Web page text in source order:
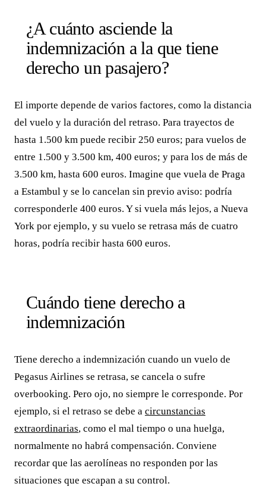
¿A cuánto asciende la
indemnización a la que tiene
derecho un pasajero?
El importe depende de varios factores, como la distancia
del vuelo y la duración del retraso. Para trayectos de
hasta 1.500 km puede recibir 250 euros; para vuelos de
entre 1.500 y 3.500 km, 400 euros; y para los de más de
3.500 km, hasta 600 euros. Imagine que vuela de Praga
a Estambul y se lo cancelan sin previo aviso: podría
corresponderle 400 euros. Y si vuela más lejos, a Nueva
York por ejemplo, y su vuelo se retrasa más de cuatro
horas, podría recibir hasta 600 euros.
Cuándo tiene derecho a
indemnización
Tiene derecho a indemnización cuando un vuelo de
Pegasus Airlines se retrasa, se cancela o sufre
overbooking. Pero ojo, no siempre le corresponde. Por
ejemplo, si el retraso se debe a circunstancias
extraordinarias, como el mal tiempo o una huelga,
normalmente no habrá compensación. Conviene
recordar que las aerolíneas no responden por las
situaciones que escapan a su control.